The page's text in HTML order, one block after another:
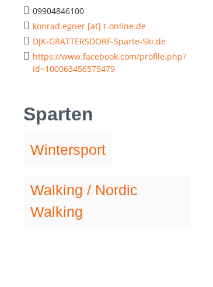
09904846100
konrad.egner [at] t-online.de
DJK-GRATTERSDORF-Sparte-Ski.de
https://www.facebook.com/profile.php?
id=100063456575479
Sparten
Wintersport
Walking / Nordic
Walking